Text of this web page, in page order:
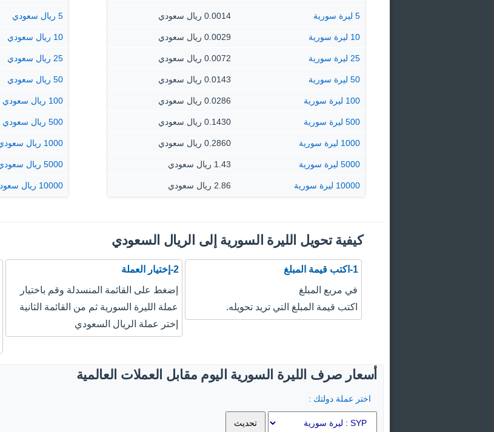
5 ليرة سورية 0.0014 ريال سعودي
10 ليرة سورية 0.0029 ريال سعودي
25 ليرة سورية 0.0072 ريال سعودي
50 ليرة سورية 0.0143 ريال سعودي
100 ليرة سورية 0.0286 ريال سعودي
500 ليرة سورية 0.1430 ريال سعودي
1000 ليرة سورية 0.2860 ريال سعودي
5000 ليرة سورية 1.43 ريال سعودي
10000 ليرة سورية 2.86 ريال سعودي
5 ريال سعودي
10 ريال سعودي
25 ريال سعودي
50 ريال سعودي
100 ريال سعودي
500 ريال سعودي
1000 ريال سعودي
5000 ريال سعودي
10000 ريال سعودي
كيفية تحويل الليرة السورية إلى الريال السعودي
1-اكتب قيمة المبلغ
في مربع المبلغ
اكتب قيمة المبلغ التي تريد تحويله.
2-إختيار العملة
إضغط على القائمة المنسدلة وقم باختيار
عملة الليرة السورية ثم من القائمة الثانية
إختر عملة الريال السعودي
أسعار صرف الليرة السورية اليوم مقابل العملات العالمية
اختر عملة دولتك :